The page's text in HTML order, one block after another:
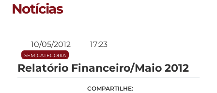
Notícias
10/05/2012 17:23
SEM CATEGORIA
Relatório Financeiro/Maio 2012
COMPARTILHE: